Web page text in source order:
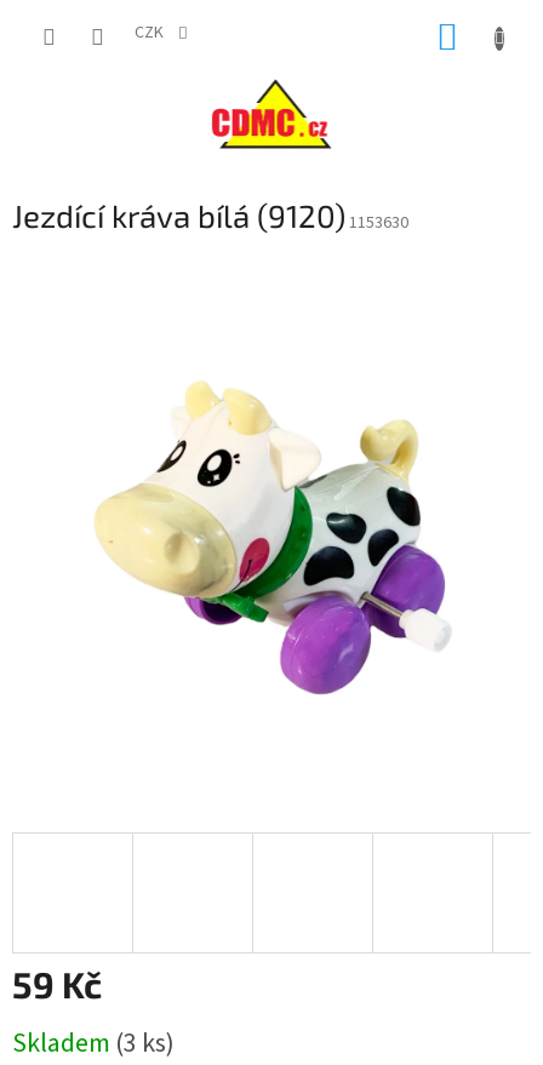
CZK
Jezdící kráva bílá (9120) 1153630
59 Kč
cena:
Skladem (3 ks)